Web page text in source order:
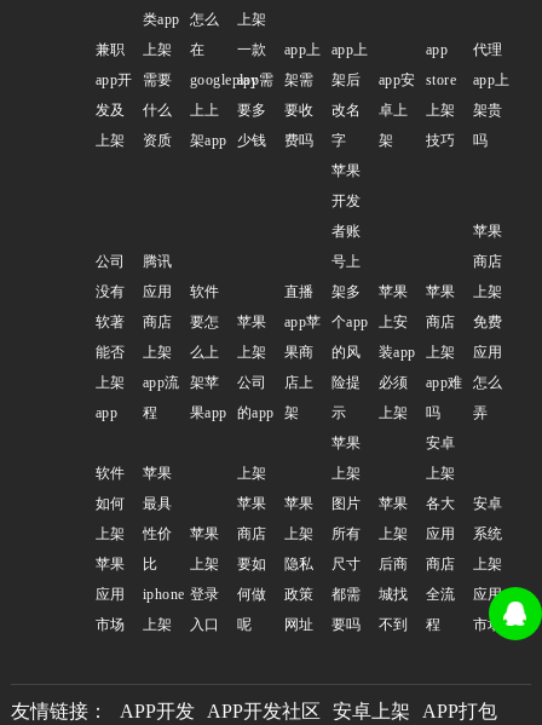
兼职
app开
发及
上架
类app
上架
需要
什么
资质
怎么
在
googleplay
上上
架app
上架
一款
app需
要多
少钱
app上
架需
要收
费吗
app上
架后
改名
字
app安
卓上
架
app
store
上架
技巧
代理
app上
架贵
吗
公司
没有
软著
能否
上架
app
腾讯
应用
商店
上架
app流
程
软件
要怎
么上
架苹
果app
苹果
上架
公司
的app
直播
app苹
果商
店上
架
苹果
开发
者账
号上
架多
个app
的风
险提
示
苹果
上安
装app
必须
上架
苹果
商店
上架
app难
吗
苹果
商店
上架
免费
应用
怎么
弄
软件
如何
上架
苹果
应用
市场
苹果
最具
性价
比
iphone
上架
苹果
上架
登录
入口
上架
苹果
商店
要如
何做
呢
苹果
上架
隐私
政策
网址
苹果
上架
图片
所有
尺寸
都需
要吗
苹果
上架
后商
城找
不到
安卓
上架
各大
应用
商店
全流
程
安卓
系统
上架
应用
市场
友情链接： APP开发 APP开发社区 安卓上架 APP打包